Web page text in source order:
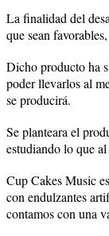
La finalidad del
que sean
Dicho producto ha
poder llevarlos al
se producirá.
Se planteara el
estudiando lo que
Cup Cakes Music
con endulzantes
contamos con una